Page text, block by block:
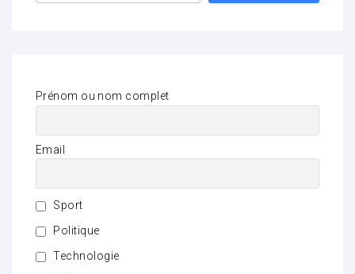
Prénom ou nom complet
Email
Sport
Politique
Technologie